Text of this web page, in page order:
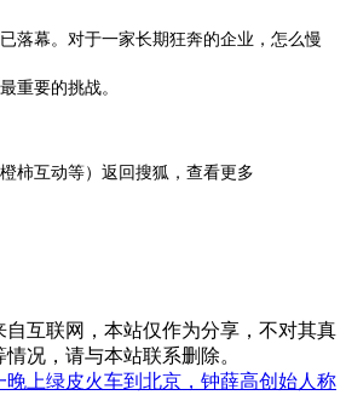
落幕。对于一家长期狂奔的企业，怎么慢
重要的挑战。
柿互动等） 返回搜狐，查看更多
自互联网，本站仅作为分享，不对其真
况，请与本站联系删除。
晚上绿皮火车到北京，钟薛高创始人称